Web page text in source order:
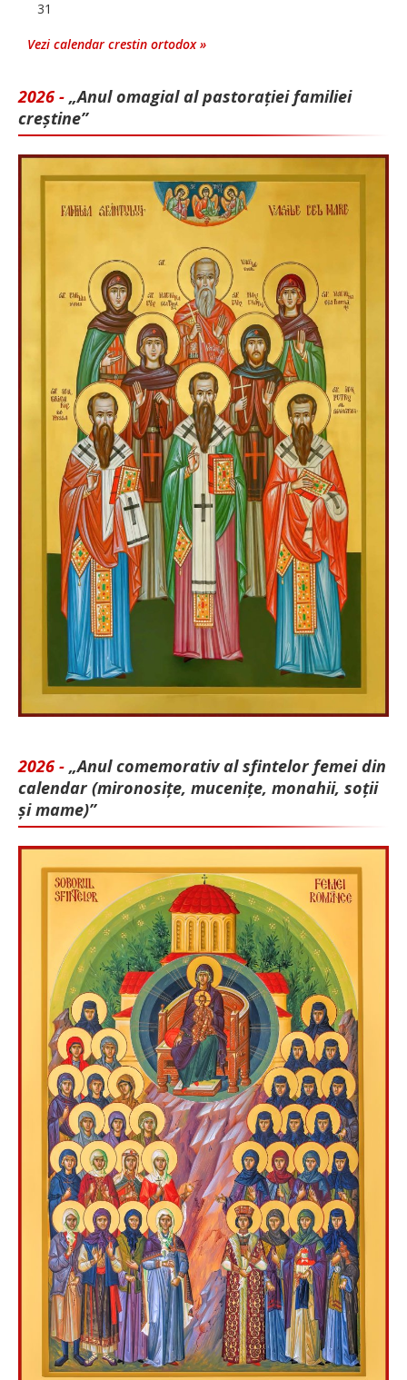
31
Vezi calendar crestin ortodox »
2026 - „Anul omagial al pastorației familiei
creștine”
2026 - „Anul comemorativ al sfintelor femei din
calendar (mironosițe, mu­cenițe, monahii, soții
și mame)”